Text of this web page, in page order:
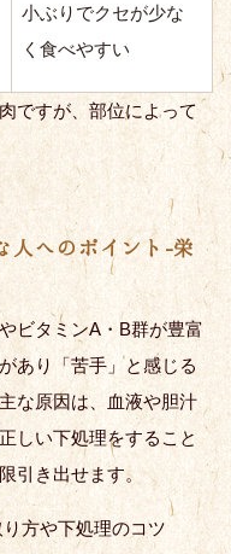
小ぶりでクセが少な
く食べやすい
ですが、部位によって
人へのポイント-栄
ビタミンA・B群が豊富
あり「苦手」と感じる
な原因は、血液や胆汁
しい下処理をすること
引き出せます。
方や下処理のコツ